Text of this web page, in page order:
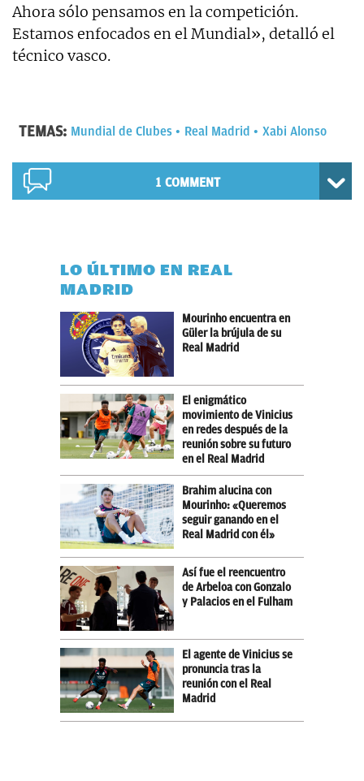
Ahora sólo pensamos en la competición.
Estamos enfocados en el Mundial», detalló el
técnico vasco.
TEMAS: Mundial de Clubes Real Madrid Xabi Alonso
1 COMMENT
LO ÚLTIMO EN REAL
MADRID
Mourinho encuentra en
Güler la brújula de su
Real Madrid
El enigmático
movimiento de Vinicius
en redes después de la
reunión sobre su futuro
en el Real Madrid
Brahim alucina con
Mourinho: «Queremos
seguir ganando en el
Real Madrid con él»
Así fue el reencuentro
de Arbeloa con Gonzalo
y Palacios en el Fulham
El agente de Vinicius se
pronuncia tras la
reunión con el Real
Madrid